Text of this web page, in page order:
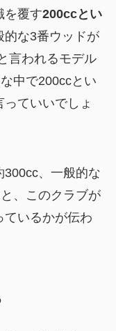
を覆す200ccとい
的な3番ウッドが
言われるモデル
中で200ccとい
ていいでしょ
、一般的な
、このクラブが
ているかが伝わ